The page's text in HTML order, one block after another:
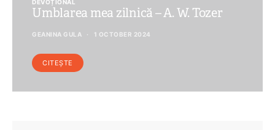
DEVOȚIONAL
Umblarea mea zilnică – A. W. Tozer
GEANINA GULA 1 OCTOBER 2024
CITEȘTE